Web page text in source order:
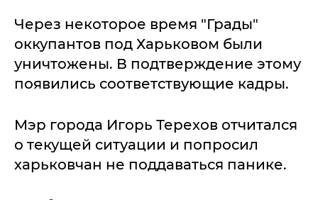
Через некоторое время "Грады"
оккупантов под Харьковом были
уничтожены. В подтверждение этому
появились соответствующие кадры.
Мэр города Игорь Терехов отчитался
о текущей ситуации и попросил
харьковчан не поддаваться панике.